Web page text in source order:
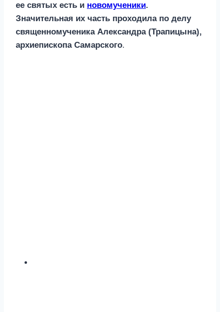
ее святых есть и новомученики.
Значительная их часть проходила по делу
священномученика Александра (Трапицына),
архиепископа Самарского.